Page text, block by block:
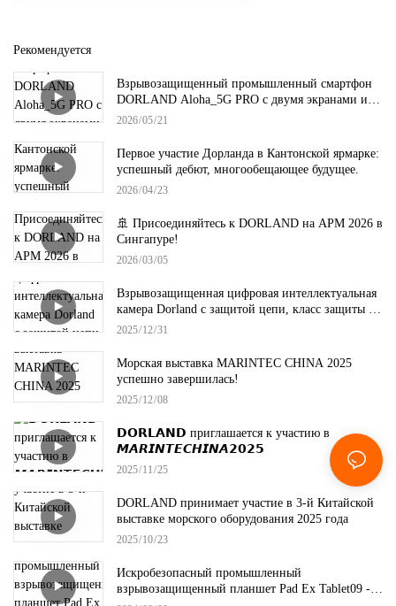
Рекомендуется
Взрывозащищенный промышленный смартфон
DORLAND Aloha_5G PRO с двумя экранами и
поддержкой 5G, версия High-End.
2026 05 21
Первое участие Дорланда в Кантонской ярмарке:
успешный дебют, многообещающее будущее.
2026 04 23
🚢 Присоединяйтесь к DORLAND на APM 2026 в
Сингапуре!
2026 03 05
Взрывозащищенная цифровая интеллектуальная
камера Dorland с защитой цепи, класс защиты Ex
Camera R8.
2025 12 31
Морская выставка MARINTEC CHINA 2025
успешно завершилась!
2025 12 08
𝗗𝗢𝗥𝗟𝗔𝗡𝗗 приглашается к участию в
𝙈𝘼𝙍𝙄𝙉𝙏𝙀𝘾𝙃𝙄𝙉𝘼𝟮𝟬𝟮𝟱
2025 11 25
DORLAND принимает участие в 3-й Китайской
выставке морского оборудования 2025 года
2025 10 23
Искробезопасный промышленный
взрывозащищенный планшет Pad Ex Tablet09 -